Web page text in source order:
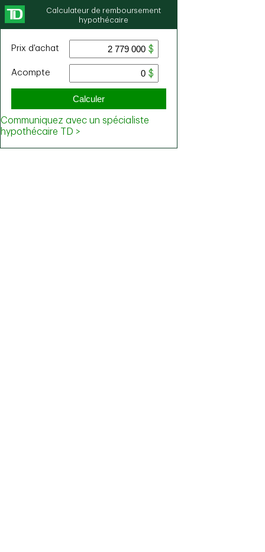
Calculateur de remboursement
hypothécaire
Prix ​​d'achat
Acompte
Calculer
Communiquez avec un spécialiste
hypothécaire TD >